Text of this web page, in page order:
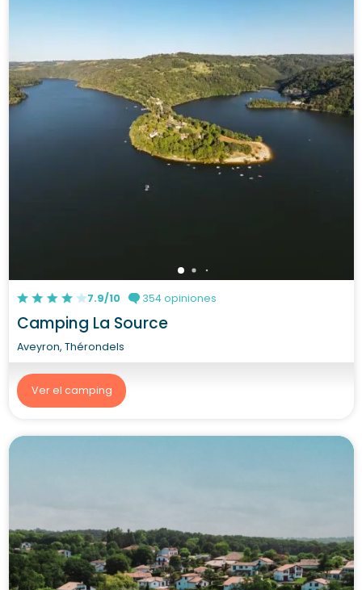
7.9/10 354 opiniones
Camping La Source
Aveyron, Thérondels
Ver el camping